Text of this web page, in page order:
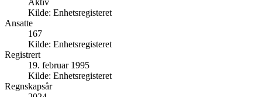
Kilde: Enhetsregisteret
Ansatte
167
Kilde: Enhetsregisteret
Registrert
19. februar 1995
Kilde: Enhetsregisteret
Regnskapsår